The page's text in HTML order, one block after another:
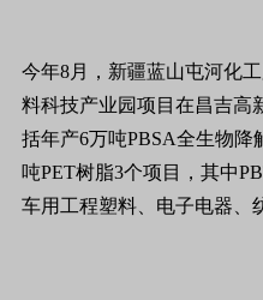
今年8月，新疆蓝山屯河化
料科技产业园项目在昌吉高
括年产6万吨PBSA全生物降
吨PET树脂3个项目，其中
车用工程塑料、电子电器、